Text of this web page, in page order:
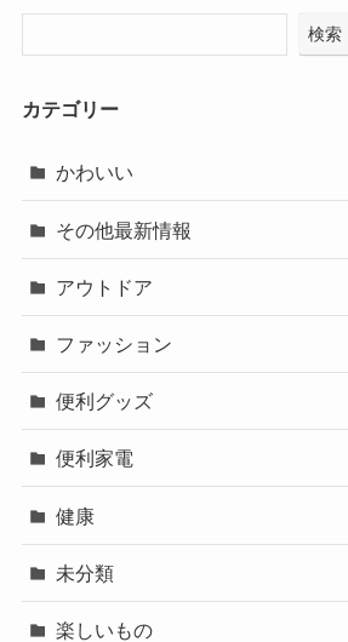
検索
カテゴリー
かわいい
その他最新情報
アウトドア
ファッション
便利グッズ
便利家電
健康
未分類
楽しいもの